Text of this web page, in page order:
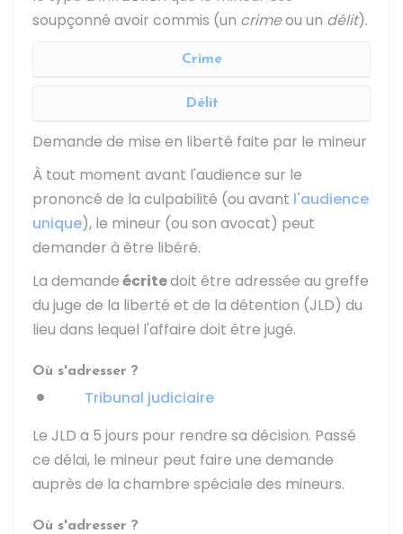
soupçonné avoir commis (un crimeou un délit).
Crime
Délit
Demande de mise en liberté faite par le mineur
À tout moment avant l'audience sur le
prononcé de la culpabilité (ou avant l'audience
unique), le mineur (ou son avocat) peut
demander à être libéré.
La demandeécritedoit être adressée au greffe
du juge de la liberté et de la détention (JLD) du
lieu dans lequel l'affaire doit être jugé.
Où s'adresser ?
Tribunal judiciaire
Le JLD a 5 jours pour rendre sa décision. Passé
ce délai, le mineur peut faire une demande
auprès de la chambre spéciale des mineurs.
Où s'adresser ?